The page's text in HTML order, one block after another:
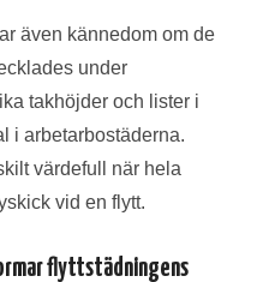
även kännedom om de
under
takhöjder och lister i
i arbetarbostäderna.
värdefull när hela
vid en flytt.
flyttstädningens